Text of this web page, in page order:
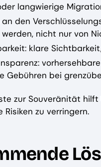
langwierige
den
nicht nur von
klare
Gebühren bei
zur Souveränität
zu verringern.